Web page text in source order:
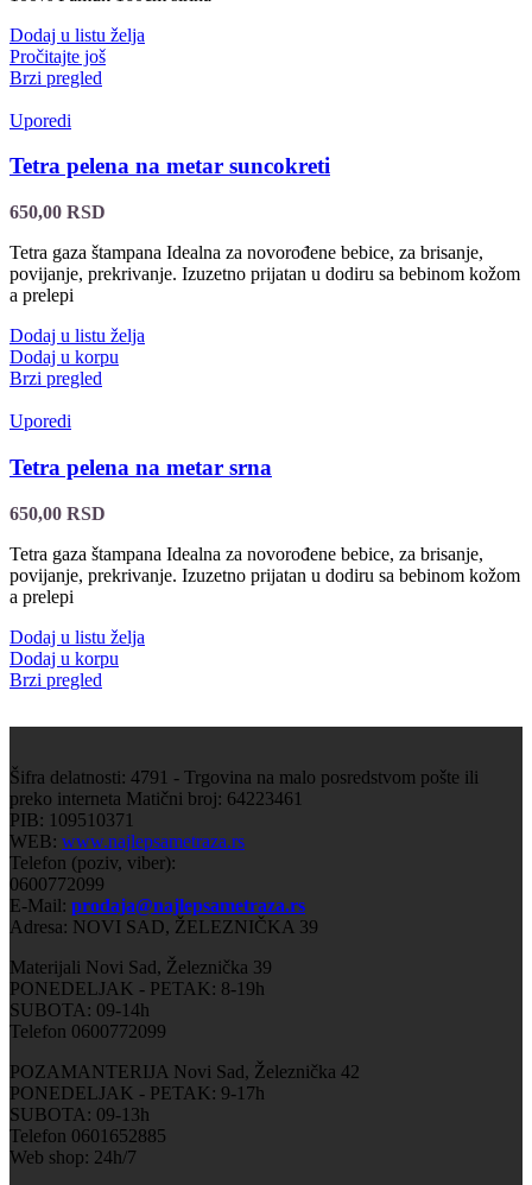
Dodaj u listu želja
Pročitajte još
Brzi pregled
Uporedi
Tetra pelena na metar suncokreti
650,00 RSD
Tetra gaza štampana Idealna za novorođene bebice, za brisanje,
povijanje, prekrivanje. Izuzetno prijatan u dodiru sa bebinom kožom
a prelepi
Dodaj u listu želja
Dodaj u korpu
Brzi pregled
Uporedi
Tetra pelena na metar srna
650,00 RSD
Tetra gaza štampana Idealna za novorođene bebice, za brisanje,
povijanje, prekrivanje. Izuzetno prijatan u dodiru sa bebinom kožom
a prelepi
Dodaj u listu želja
Dodaj u korpu
Brzi pregled
Šifra delatnosti: 4791 - Trgovina na malo posredstvom pošte ili
preko interneta Matični broj: 64223461
PIB: 109510371
WEB: www.najlepsametraza.rs
Telefon (poziv, viber):
0600772099
E-Mail: prodaja@najlepsametraza.rs
Adresa: NOVI SAD, ŽELEZNIČKA 39
Materijali Novi Sad, Železnička 39
PONEDELJAK - PETAK: 8-19h
SUBOTA: 09-14h
Telefon 0600772099
POZAMANTERIJA Novi Sad, Železnička 42
PONEDELJAK - PETAK: 9-17h
SUBOTA: 09-13h
Telefon 0601652885
Web shop: 24h/7